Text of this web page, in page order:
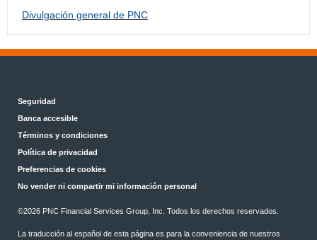
Divulgación general de PNC
Seguridad
Banca accesible
Términos y condiciones
Política de privacidad
Preferencias de cookies
No vender ni compartir mi información personal
©2026 PNC Financial Services Group, Inc. Todos los derechos reservados.
La traducción al español de esta página es para la conveniencia de nuestros